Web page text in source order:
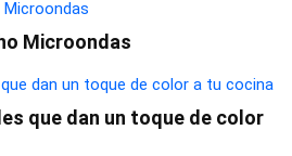
Microondas
que dan un toque de color